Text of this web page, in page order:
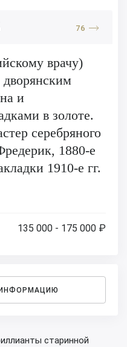
76
врачу)
и
в золоте.
серебряного
1880-е
1910-е гг.
135 000 - 175 000 ₽
старинной